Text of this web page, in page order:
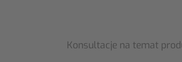
Konsultacje na temat